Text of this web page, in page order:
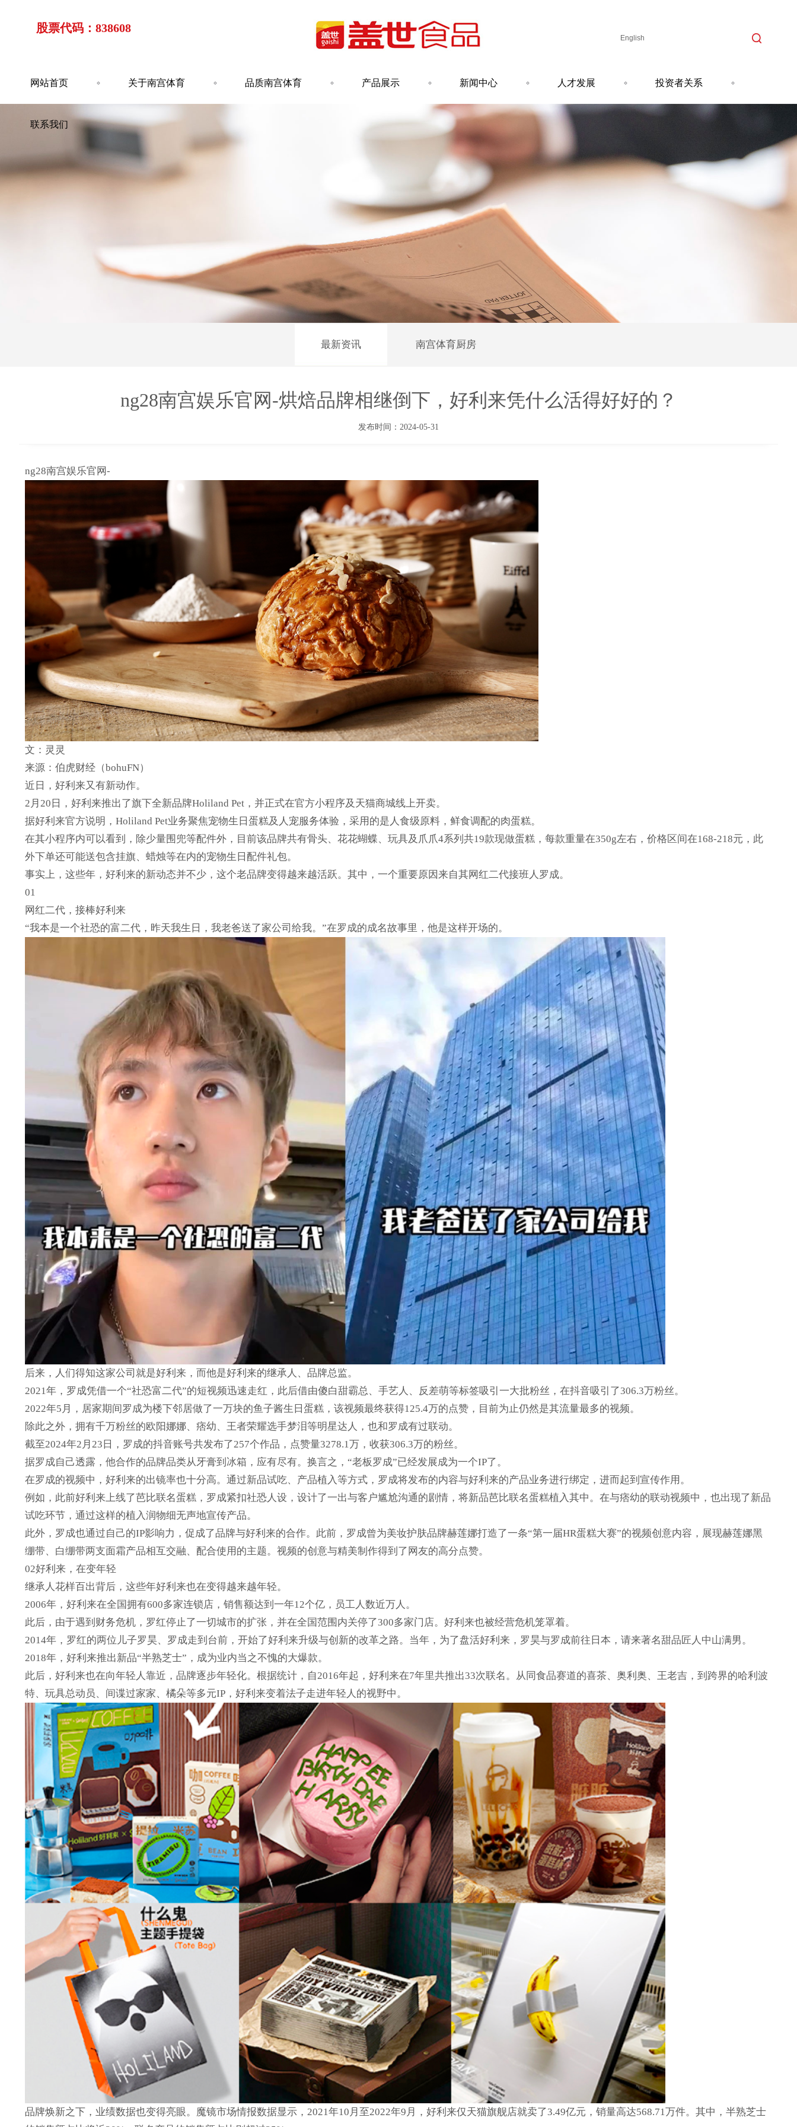
股票代码：838608
English
网站首页 关于南宫体育 品质南宫体育 产品展示 新闻中心 人才发展 投资者关系
联系我们
最新资讯 南宫体育厨房
ng28南宫娱乐官网-烘焙品牌相继倒下，好利来凭什么活得好好的？
发布时间：2024-05-31
ng28南宫娱乐官网-
文：灵灵
来源：伯虎财经（bohuFN）
近日，好利来又有新动作。
2月20日，好利来推出了旗下全新品牌Holiland Pet，并正式在官方小程序及天猫商城线上开卖。
据好利来官方说明，Holiland Pet业务聚焦宠物生日蛋糕及人宠服务体验，采用的是人食级原料，鲜食调配的肉蛋糕。
在其小程序内可以看到，除少量围兜等配件外，目前该品牌共有骨头、花花蝴蝶、玩具及爪爪4系列共19款现做蛋糕，每款重量在350g左右，价格区间在168-218元，此
外下单还可能送包含挂旗、蜡烛等在内的宠物生日配件礼包。
事实上，这些年，好利来的新动态并不少，这个老品牌变得越来越活跃。其中，一个重要原因来自其网红二代接班人罗成。
01
网红二代，接棒好利来
“我本是一个社恐的富二代，昨天我生日，我老爸送了家公司给我。”在罗成的成名故事里，他是这样开场的。
后来，人们得知这家公司就是好利来，而他是好利来的继承人、品牌总监。
2021年，罗成凭借一个“社恐富二代”的短视频迅速走红，此后借由傻白甜霸总、手艺人、反差萌等标签吸引一大批粉丝，在抖音吸引了306.3万粉丝。
2022年5月，居家期间罗成为楼下邻居做了一万块的鱼子酱生日蛋糕，该视频最终获得125.4万的点赞，目前为止仍然是其流量最多的视频。
除此之外，拥有千万粉丝的欧阳娜娜、痞幼、王者荣耀选手梦泪等明星达人，也和罗成有过联动。
截至2024年2月23日，罗成的抖音账号共发布了257个作品，点赞量3278.1万，收获306.3万的粉丝。
据罗成自己透露，他合作的品牌品类从牙膏到冰箱，应有尽有。换言之，“老板罗成”已经发展成为一个IP了。
在罗成的视频中，好利来的出镜率也十分高。通过新品试吃、产品植入等方式，罗成将发布的内容与好利来的产品业务进行绑定，进而起到宣传作用。
例如，此前好利来上线了芭比联名蛋糕，罗成紧扣社恐人设，设计了一出与客户尴尬沟通的剧情，将新品芭比联名蛋糕植入其中。在与痞幼的联动视频中，也出现了新品
试吃环节，通过这样的植入润物细无声地宣传产品。
此外，罗成也通过自己的IP影响力，促成了品牌与好利来的合作。此前，罗成曾为美妆护肤品牌赫莲娜打造了一条“第一届HR蛋糕大赛”的视频创意内容，展现赫莲娜黑
绷带、白绷带两支面霜产品相互交融、配合使用的主题。视频的创意与精美制作得到了网友的高分点赞。
02好利来，在变年轻
继承人花样百出背后，这些年好利来也在变得越来越年轻。
2006年，好利来在全国拥有600多家连锁店，销售额达到一年12个亿，员工人数近万人。
此后，由于遇到财务危机，罗红停止了一切城市的扩张，并在全国范围内关停了300多家门店。好利来也被经营危机笼罩着。
2014年，罗红的两位儿子罗昊、罗成走到台前，开始了好利来升级与创新的改革之路。当年，为了盘活好利来，罗昊与罗成前往日本，请来著名甜品匠人中山满男。
2018年，好利来推出新品“半熟芝士”，成为业内当之不愧的大爆款。
此后，好利来也在向年轻人靠近，品牌逐步年轻化。根据统计，自2016年起，好利来在7年里共推出33次联名。从同食品赛道的喜茶、奥利奥、王老吉，到跨界的哈利波
特、玩具总动员、间谍过家家、橘朵等多元IP，好利来变着法子走进年轻人的视野中。
品牌焕新之下，业绩数据也变得亮眼。魔镜市场情报数据显示，2021年10月至2022年9月，好利来仅天猫旗舰店就卖了3.49亿元，销量高达568.71万件。其中，半熟芝士